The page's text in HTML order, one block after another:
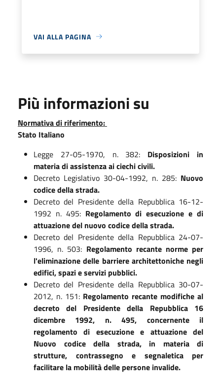
VAI ALLA PAGINA
Più informazioni su
Normativa di riferimento:
Stato Italiano
Legge 27-05-1970, n. 382: Disposizioni in
materia di assistenza ai ciechi civili.
Decreto Legislativo 30-04-1992, n. 285: Nuovo
codice della strada.
Decreto del Presidente della Repubblica 16-12-
1992 n. 495: Regolamento di esecuzione e di
attuazione del nuovo codice della strada.
Decreto del Presidente della Repubblica 24-07-
1996, n. 503: Regolamento recante norme per
l'eliminazione delle barriere architettoniche negli
edifici, spazi e servizi pubblici.
Decreto del Presidente della Repubblica 30-07-
2012, n. 151: Regolamento recante modifiche al
decreto del Presidente della Repubblica 16
dicembre 1992, n. 495, concernente il
regolamento di esecuzione e attuazione del
Nuovo codice della strada, in materia di
strutture, contrassegno e segnaletica per
facilitare la mobilità delle persone invalide.